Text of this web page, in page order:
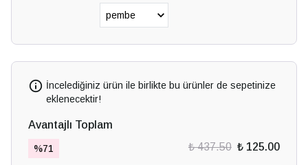
İncelediğiniz ürün ile birlikte bu ürünler de sepetinize
eklenecektir!
Avantajlı Toplam
%71 ₺ 437.50 ₺ 125.00